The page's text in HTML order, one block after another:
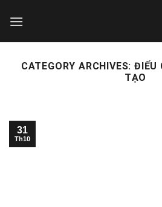
CATEGORY ARCHIVES: ĐIẾU
TẠO
31
Th10